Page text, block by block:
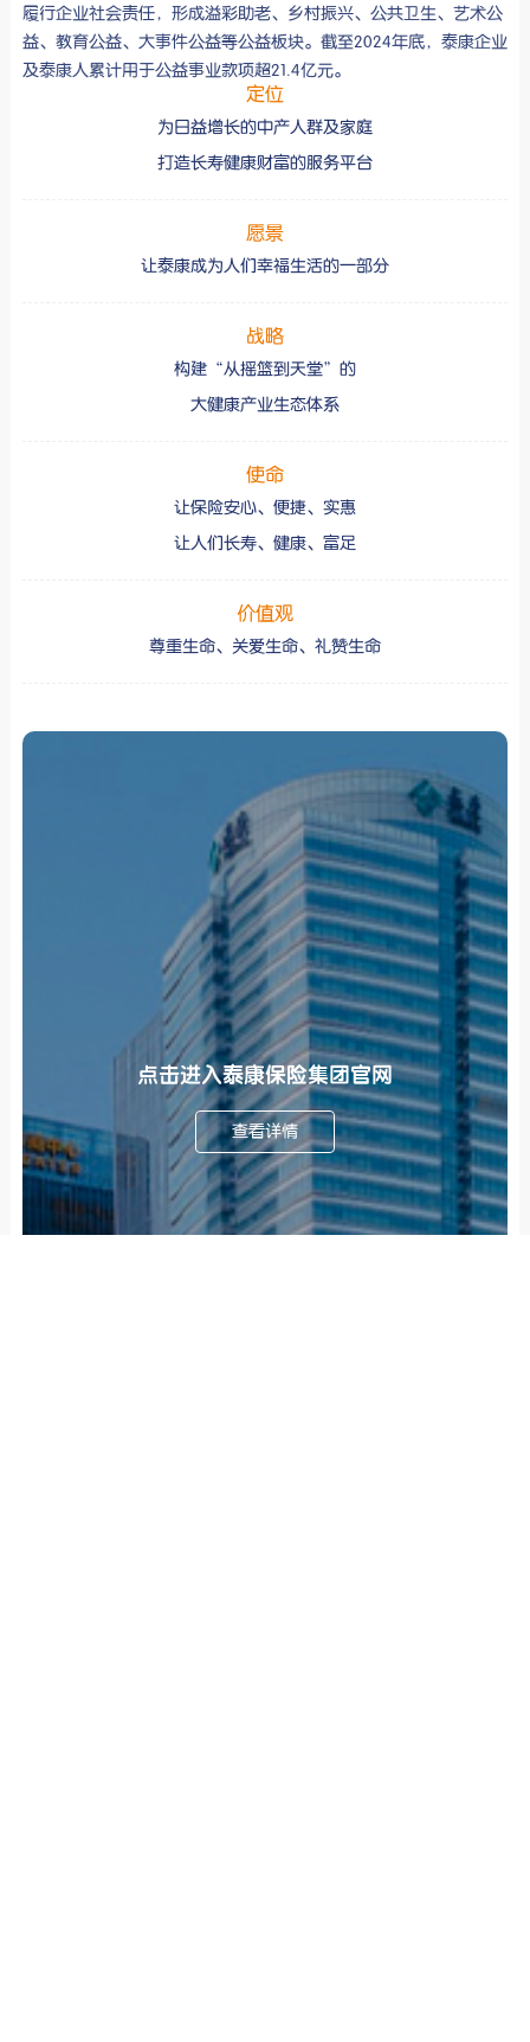
履行企业社会责任，形成溢彩助老、乡村振兴、公共卫生、艺术公
益、教育公益、大事件公益等公益板块。截至2024年底，泰康企业
及泰康人累计用于公益事业款项超21.4亿元。
定位
为日益增长的中产人群及家庭
打造长寿健康财富的服务平台
愿景
让泰康成为人们幸福生活的一部分
战略
构建“从摇篮到天堂”的
大健康产业生态体系
使命
让保险安心、便捷、实惠
让人们长寿、健康、富足
价值观
尊重生命、关爱生命、礼赞生命
点击进入泰康保险集团官网
查看详情